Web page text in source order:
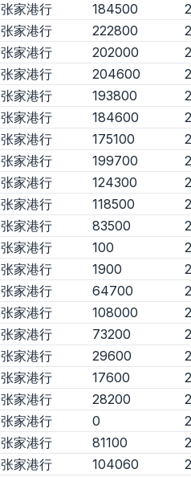
张家港行 184500
张家港行 222800
张家港行 202000
张家港行 204600
张家港行 193800
张家港行 184600
张家港行 175100
张家港行 199700
张家港行 124300
张家港行 118500
张家港行 83500
张家港行 100
张家港行 1900
张家港行 64700
张家港行 108000
张家港行 73200
张家港行 29600
张家港行 17600
张家港行 28200
张家港行 0
张家港行 81100
张家港行 104060